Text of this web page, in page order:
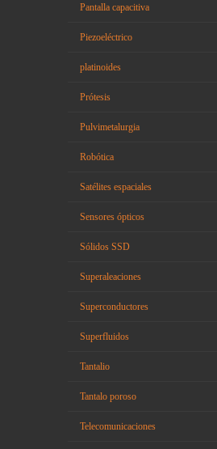
Pantalla capacitiva
Piezoeléctrico
platinoides
Prótesis
Pulvimetalurgia
Robótica
Satélites espaciales
Sensores ópticos
Sólidos SSD
Superaleaciones
Superconductores
Superfluidos
Tantalio
Tantalo poroso
Telecomunicaciones